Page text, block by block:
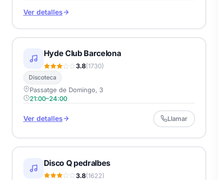
Ver detalles
Hyde Club Barcelona
3.8(1730)
Discoteca
Passatge de Domingo, 3
21:00–24:00
Ver detalles Llamar
Disco Q pedralbes
3.8(1622)